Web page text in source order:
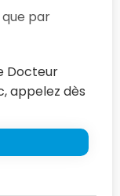
par
Docteur
appelez dès